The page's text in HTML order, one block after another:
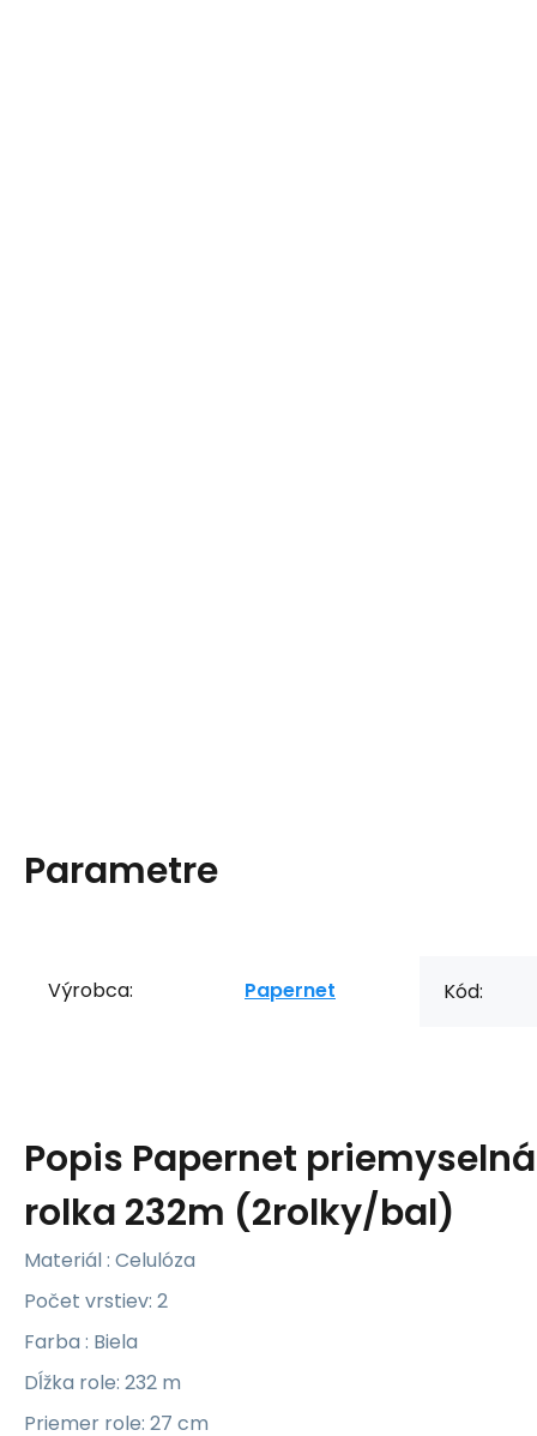
Parametre
Výrobca: Papernet Kód:
Popis Papernet
rolka 232m (2rolky/bal)
Materiál : Celulóza
Počet vrstiev: 2
Farba : Biela
Dĺžka role: 232 m
Priemer role: 27 cm